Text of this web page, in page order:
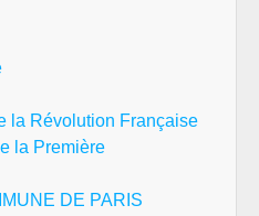
la Révolution Française
la Première
DE PARIS